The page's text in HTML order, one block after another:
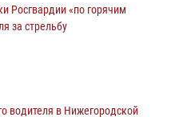
Росгвардии «по горячим
за стрельбу
мероприятия в рамках
водителя в Нижегородской